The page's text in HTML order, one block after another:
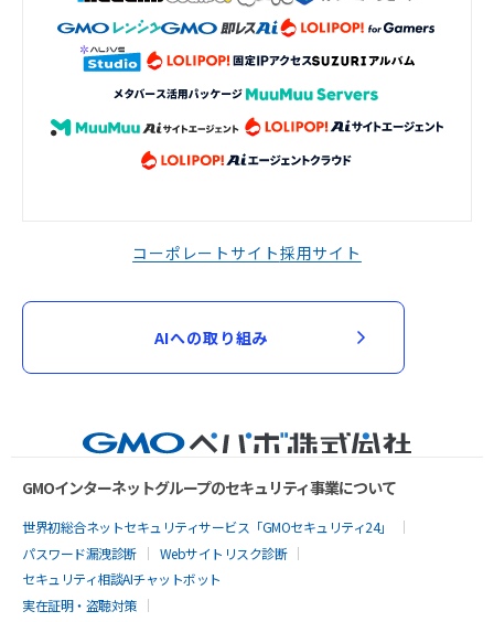
コーポレートサイト採用サイト
AIへの取り組み
GMOインターネットグループのセキュリティ事業について
世界初総合ネットセキュリティサービス「GMOセキュリティ24」
パスワード漏洩診断
Webサイトリスク診断
セキュリティ相談AIチャットボット
実在証明・盗聴対策